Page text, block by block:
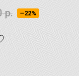
р. –22%